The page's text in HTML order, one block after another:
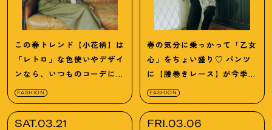
この春トレンド【小花柄】は
「レトロ」な色使いやデザイ
ンなら、いつものコーデに投
入しやすい！
FASHION
春の気分に乗っかって「乙女
心」をちょい盛り♡ パンツ
に【腰巻きレース】が今季断
然洒落ます！
FASHION
SAT.03.21
FRI.03.06